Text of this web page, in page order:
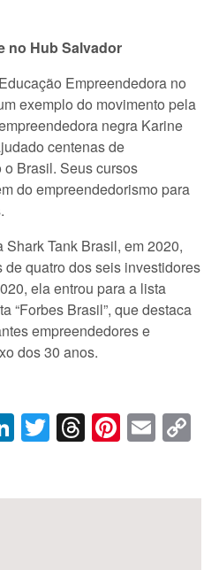
no Hub Salvador
Empreendedora no
exemplo do movimento pela
negra Karine
centenas de
Brasil. Seus cursos
do empreendedorismo para
Tank Brasil, em 2020,
quatro dos seis investidores
ela entrou para a lista
“Forbes Brasil”, que destaca
empreendedores e
dos 30 anos.
LinkedIn
Twitter
Threads